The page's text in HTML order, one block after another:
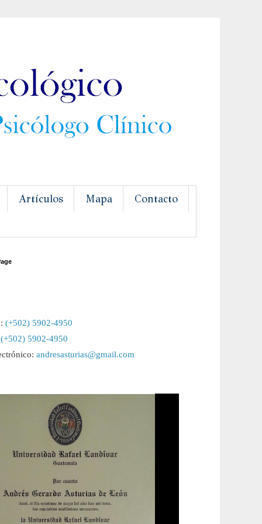
Artículos Mapa Contacto
(+502) 5902-4950
(+502) 5902-4950
andresasturias@gmail.com